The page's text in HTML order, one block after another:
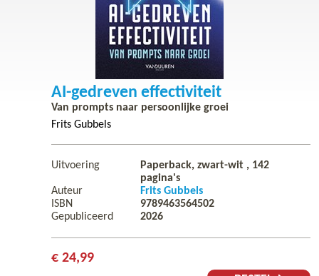
AI-gedreven effectiviteit
Van prompts naar persoonlijke groei
Frits Gubbels
Uitvoering Paperback, zwart-wit , 142
pagina's
Auteur
Frits Gubbels
ISBN
9789463564502
Gepubliceerd
2026
€ 24,99